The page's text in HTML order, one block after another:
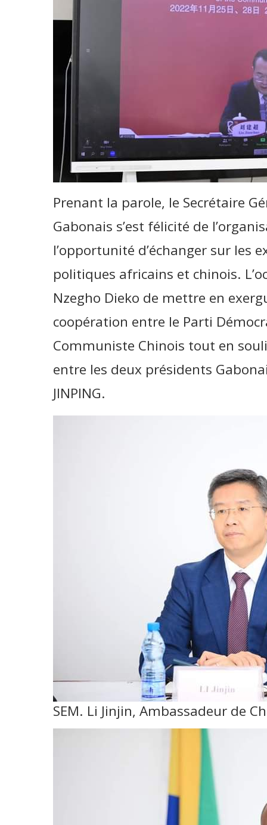
Prenant la parole, le Secrétaire
Gabonais s’est félicité de
l’opportunité d’échanger sur les
politiques africains et chinois.
Nzegho Dieko de mettre en
coopération entre le Parti
Communiste Chinois tout en
entre les deux présidents
JINPING.
SEM. Li Jinjin, Ambassadeur de